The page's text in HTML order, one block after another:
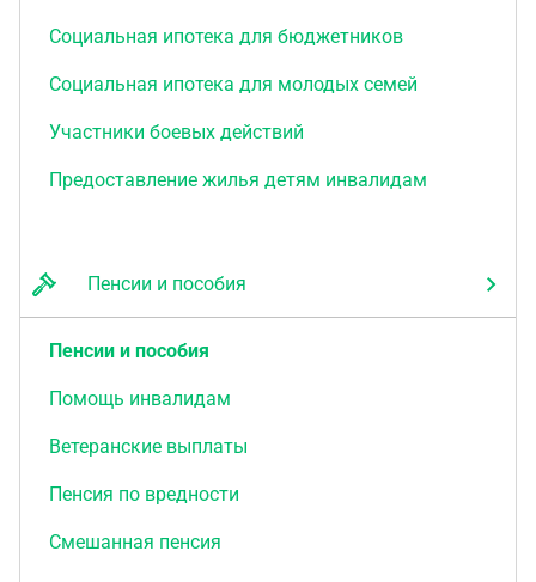
Социальная ипотека для бюджетников
Социальная ипотека для молодых семей
Участники боевых действий
Предоставление жилья детям инвалидам
Пенсии и пособия
Пенсии и пособия
Помощь инвалидам
Ветеранские выплаты
Пенсия по вредности
Смешанная пенсия